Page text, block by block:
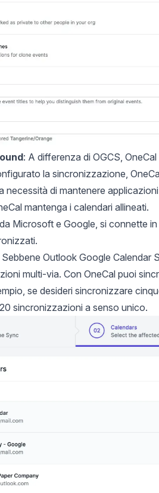
: A differenza di OGCS,
la sincronizzazione,
di mantenere
mantenga i calendari allineati.
Microsoft e Google, si connette
Sebbene Outlook Google Calendar
multi‑via. Con OneCal puoi
se desideri sincronizzare
sincronizzazioni a senso unico.